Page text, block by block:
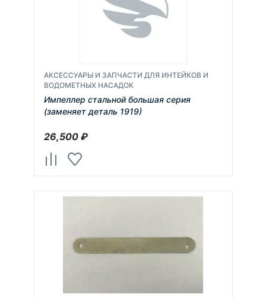
АКСЕССУАРЫ И ЗАПЧАСТИ ДЛЯ ИНТЕЙКОВ И
ВОДОМЕТНЫХ НАСАДОК
Импеллер стальной большая серия
(заменяет деталь 1919)
26,500₽